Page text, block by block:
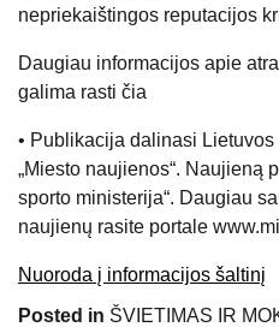
nepriekaištingos reputacijos
Daugiau informacijos apie
galima rasti čia
• Publikacija dalinasi
„Miesto naujienos“. Naujieną
sporto ministerija“. Daugiau
naujienų rasite portale
Nuoroda į informacijos šaltinį
Posted in ŠVIETIMAS IR